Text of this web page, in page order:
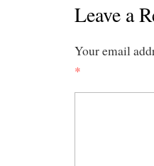
Leave a
Your email
*